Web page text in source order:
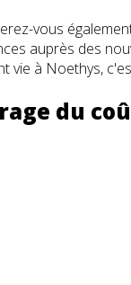
vous
auprès des
vie à Noethys,
du